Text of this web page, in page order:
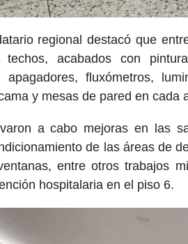
regional destacó que
acabados con
apagadores, fluxómetros,
y mesas de pared en cada
a cabo mejoras en las
de las áreas de
entre otros trabajos
hospitalaria en el piso 6.